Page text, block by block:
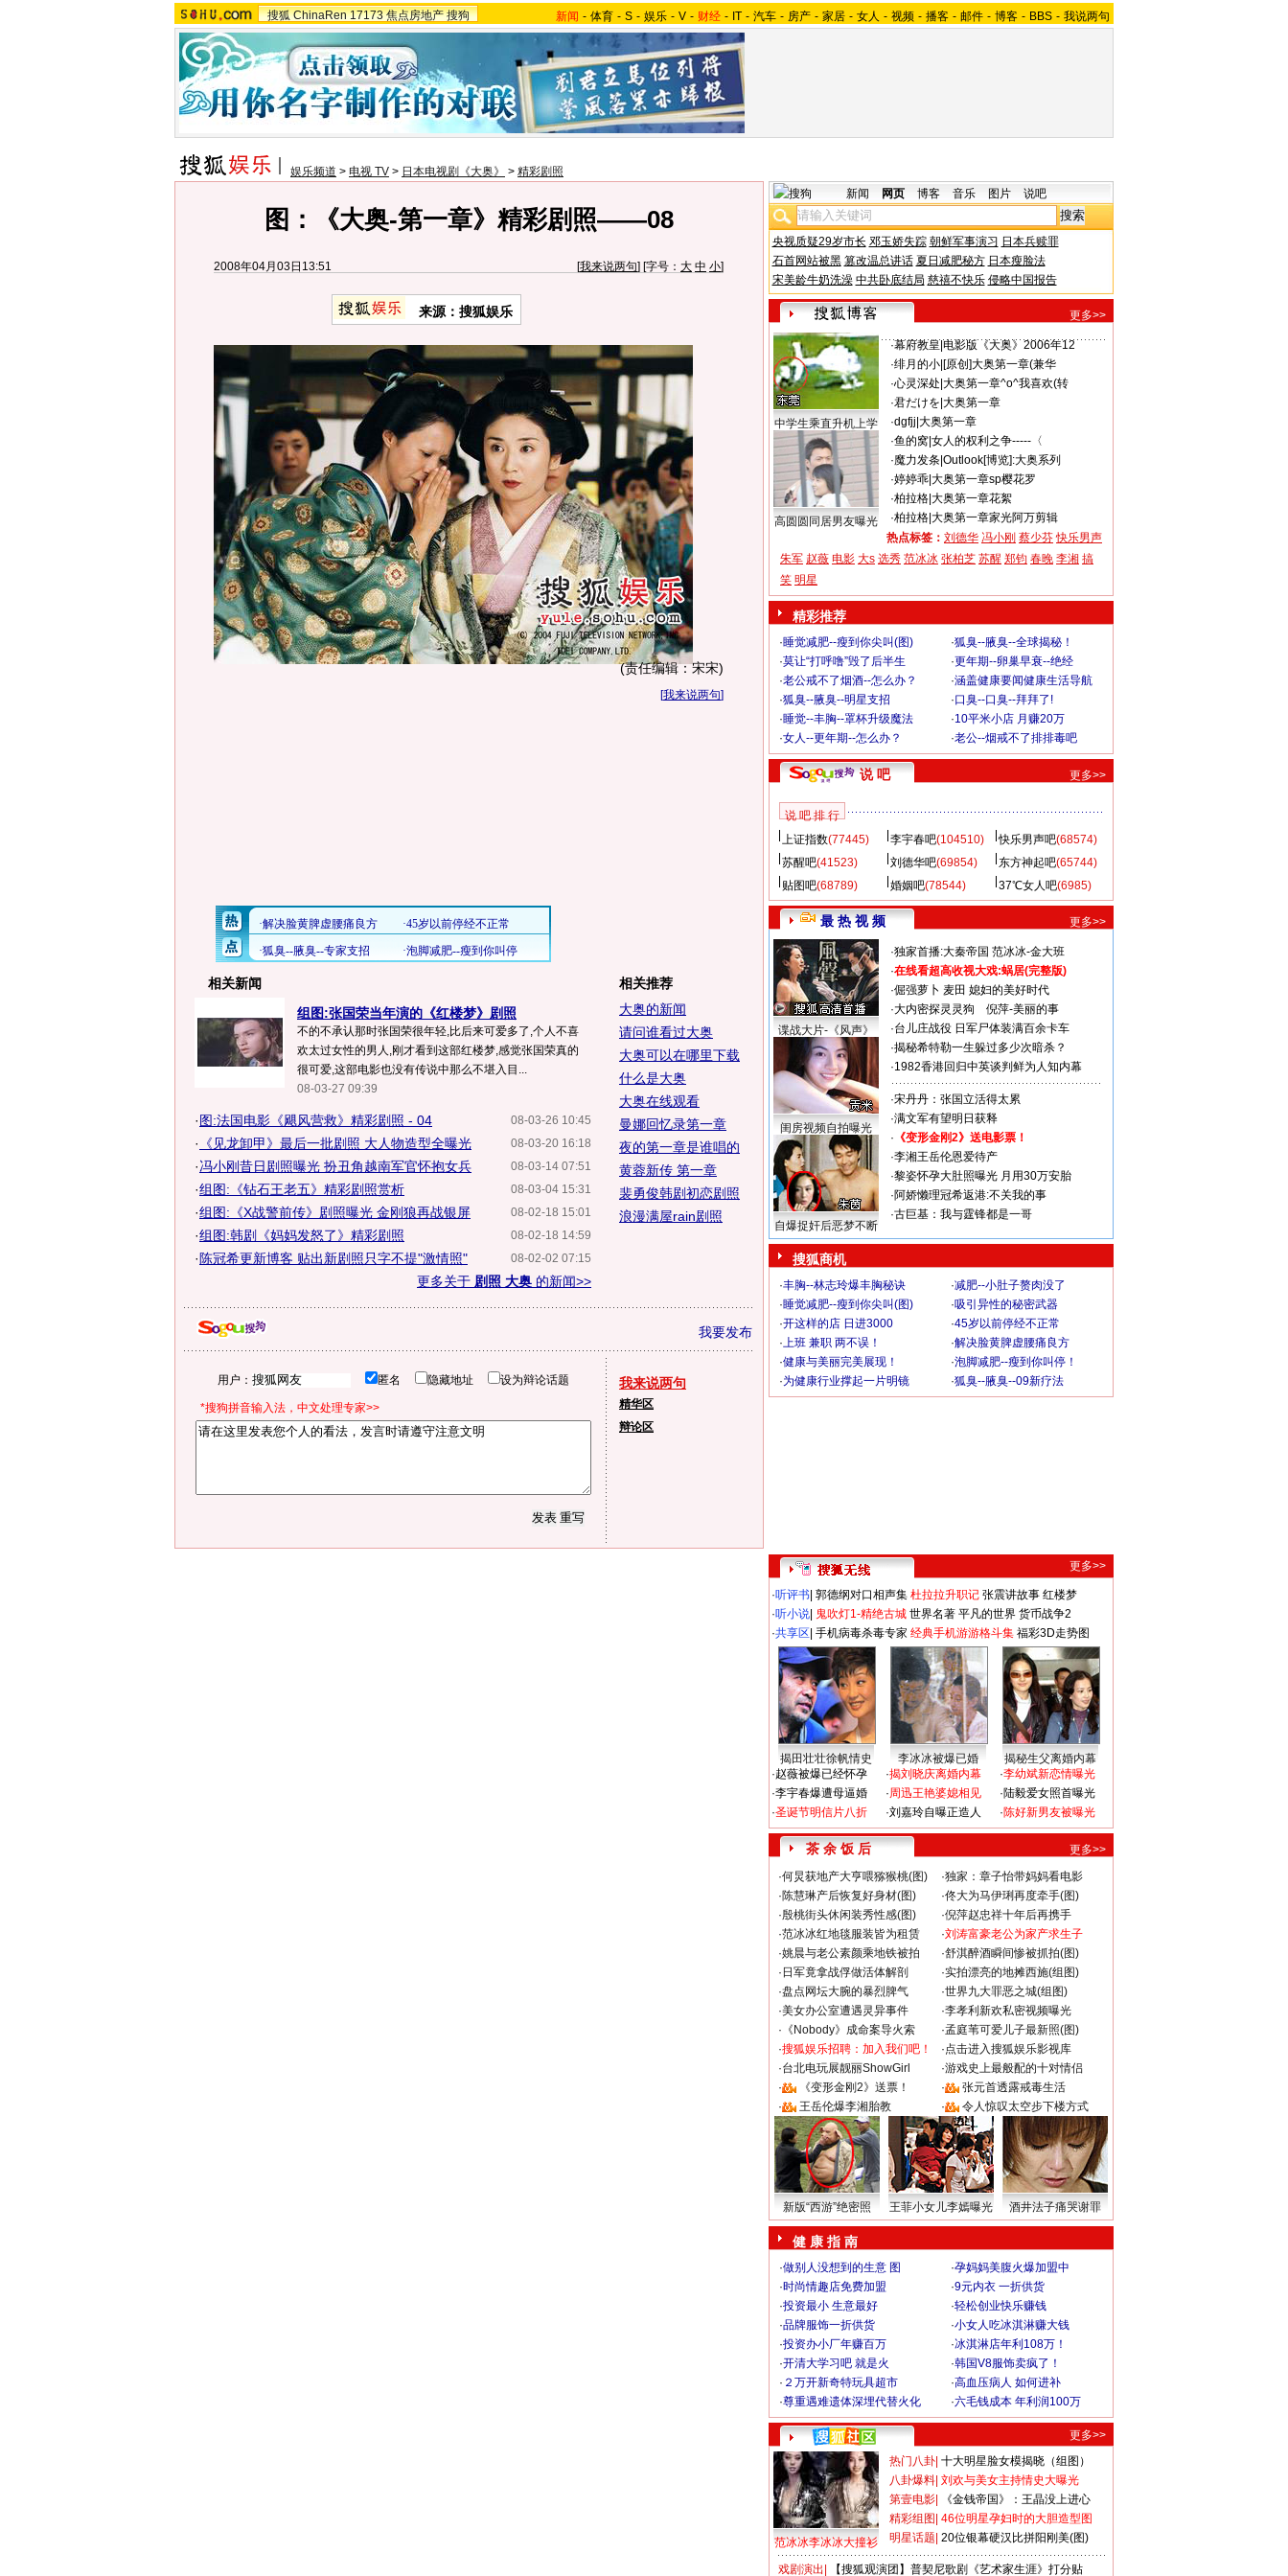
搜狐 ChinaRen 17173 焦点房地产 搜狗 新闻 - 体育 - S - 娱乐 - V - 财经 - IT - 汽车 - 房产 - 家居 - 女人 - 视频 - 播客 - 邮件 - 博客 - BBS - 我说两句
娱乐频道 > 电视 TV > 日本电视剧《大奥》 > 精彩剧照
图：《大奥-第一章》精彩剧照——08
2008年04月03日13:51 [我来说两句] [字号： 大 中 小]
来源：搜狐娱乐
(责任编辑：宋宋)
[我来说两句]
相关新闻
组图:张国荣当年演的《红楼梦》剧照
不的不承认那时张国荣很年轻,比后来可爱多了,个人不喜
欢太过女性的男人,刚才看到这部红楼梦,感觉张国荣真的
很可爱,这部电影也没有传说中那么不堪入目...
08-03-27 09:39
08-03-26 10:45
·图:法国电影《飓风营救》精彩剧照 - 04
08-03-20 16:18
· 《见龙卸甲》最后一批剧照 大人物造型全曝光
08-03-14 07:51
·冯小刚昔日剧照曝光 扮丑角越南军官怀抱女兵
08-03-04 15:31
·组图:《钻石王老五》精彩剧照赏析
08-02-18 15:01
·组图:《X战警前传》剧照曝光 金刚狼再战银屏
08-02-18 14:59
·组图:韩剧《妈妈发怒了》精彩剧照
08-02-02 07:15
· 陈冠希更新博客 贴出新剧照只字不提"激情照"
更多关于 剧照 大奥 的新闻>>
相关推荐
大奥的新闻
请问谁看过大奥
大奥可以在哪里下载
什么是大奥
大奥在线观看
曼娜回忆录第一章
夜的第一章是谁唱的
黄蓉新传 第一章
裴勇俊韩剧初恋剧照
浪漫满屋rain剧照
我要发布
用户： 匿名 隐藏地址 设为辩论话题
*搜狗拼音输入法，中文处理专家>>
我来说两句
精华区
辩论区
新闻 网页 博客 音乐 图片 说吧
央视质疑29岁市长 邓玉娇失踪 朝鲜军事演习 日本兵赎罪
石首网站被黑 篡改温总讲话 夏日减肥秘方 日本瘦脸法
宋美龄牛奶洗澡 中共卧底结局 慈禧不快乐 侵略中国报告
更多>>
中学生乘直升机上学
高圆圆同居男友曝光
·幕府教皇 电影版《大奥》2006年12
·绯月的小| [原创]大奥第一章(兼华
·心灵深处 大奥第一章^o^我喜欢(转
·君だけを 大奥第一章
·dgfjj 大奥第一章
·鱼的窝| 女人的权利之争-----〈
·魔力发条 Outlook[博览]:大奥系列
·婷婷乖| 大奥第一章sp樱花罗
·柏拉格| 大奥第一章花絮
·柏拉格| 大奥第一章家光阿万剪辑
热点标签： 刘德华 冯小刚 蔡少芬 快乐男声
朱军 赵薇 电影 大s 选秀 范冰冰 张柏芝 苏醒 郑钧 春晚 李湘 搞
笑 明星
精彩推荐
·睡觉减肥--瘦到你尖叫(图) ·狐臭--腋臭--全球揭秘！
·莫让“打呼噜”毁了后半生 ·更年期--卵巢早衰--绝经
·老公戒不了烟酒--怎么办？ ·涵盖健康要闻健康生活导航
·狐臭--腋臭--明星支招 ·口臭--口臭--拜拜了!
·睡觉--丰胸--罩杯升级魔法 ·10平米小店 月赚20万
·女人--更年期--怎么办？ ·老公--烟戒不了排排毒吧
说 吧 更多>>
说 吧 排 行
上证指数(77445) 李宇春吧(104510) 快乐男声吧(68574)
苏醒吧(41523) 刘德华吧(69854) 东方神起吧(65744)
贴图吧(68789) 婚姻吧(78544) 37℃女人吧(6985)
最 热 视 频 更多>>
谍战大片-《风声》
闺房视频自拍曝光
自爆捉奸后恶梦不断
·独家首播:大秦帝国 范冰冰-金大班
·在线看超高收视大戏:蜗居(完整版)
·倔强萝卜 麦田 媳妇的美好时代
·大内密探灵灵狗
倪萍-美丽的事
·台儿庄战役 日军尸体装满百余卡车
·揭秘希特勒一生躲过多少次暗杀？
·1982香港回归中英谈判鲜为人知内幕
·宋丹丹：张国立活得太累
·满文军有望明日获释
· 《变形金刚2》送电影票！
·李湘王岳伦恩爱待产
·黎姿怀孕大肚照曝光 月用30万安胎
·阿娇懒理冠希返港:不关我的事
·古巨基：我与霆锋都是一哥
搜狐商机
·丰胸--林志玲爆丰胸秘诀 ·减肥--小肚子赘肉没了
·睡觉减肥--瘦到你尖叫(图) ·吸引异性的秘密武器
·开这样的店 日进3000 ·45岁以前停经不正常
·上班 兼职 两不误！ ·解决脸黄脾虚腰痛良方
·健康与美丽完美展现！ ·泡脚减肥--瘦到你叫停！
·为健康行业撑起一片明镜 ·狐臭--腋臭--09新疗法
更多>>
·听评书 郭德纲对口相声集 杜拉拉升职记 张震讲故事 红楼梦
·听小说 鬼吹灯1-精绝古城 世界名著 平凡的世界 货币战争2
·共享区 手机病毒杀毒专家 经典手机游游格斗集 福彩3D走势图
揭田壮壮徐帆情史 李冰冰被爆已婚
揭秘生父离婚内幕
·赵薇被爆已经怀孕
·李宇春爆遭母逼婚
·圣诞节明信片八折
·揭刘晓庆离婚内幕
·周迅王艳婆媳相见
·刘嘉玲自曝正造人
·李幼斌新恋情曝光
·陆毅爱女照首曝光
·陈好新男友被曝光
茶 余 饭 后
更多>>
·何炅获地产大亨喂猕猴桃(图) ·独家：章子怡带妈妈看电影
·陈慧琳产后恢复好身材(图) ·佟大为马伊琍再度牵手(图)
·殷桃街头休闲装秀性感(图) ·倪萍赵忠祥十年后再携手
·范冰冰红地毯服装皆为租赁 ·刘涛富豪老公为家产求生子
·姚晨与老公素颜乘地铁被拍 ·舒淇醉酒瞬间惨被抓拍(图)
· 日军竟拿战俘做活体解剖 ·实拍漂亮的地摊西施(组图)
·盘点网坛大腕的暴烈脾气 ·世界九大罪恶之城(组图)
·美女办公室遭遇灵异事件 ·李孝利新欢私密视频曝光
· 《Nobody》成命案导火索 ·孟庭苇可爱儿子最新照(图)
·搜狐娱乐招聘：加入我们吧！ ·点击进入搜狐娱乐影视库
·台北电玩展靓丽ShowGirl ·游戏史上最般配的十对情侣
·
《变形金刚2》送票！ ·
张元首透露戒毒生活
·
王岳伦爆李湘胎教 · 令人惊叹太空步下楼方式
新版“西游”绝密照 王菲小女儿李嫣曝光 酒井法子痛哭谢罪
健 康 指 南
·做别人没想到的生意 图 ·孕妈妈美腹火爆加盟中
·时尚情趣店免费加盟 ·9元内衣 一折供货
·投资最小 生意最好 ·轻松创业快乐赚钱
·品牌服饰一折供货 ·小女人吃冰淇淋赚大钱
·投资办小厂年赚百万 ·冰淇淋店年利108万！
·开清大学习吧 就是火 ·韩国V8服饰卖疯了！
· ２万开新奇特玩具超市 ·高血压病人 如何进补
·尊重遇难遗体深埋代替火化 ·六毛钱成本 年利润100万
更多>>
范冰冰李冰冰大撞衫
热门八卦 十大明星脸女模揭晓（组图）
八卦爆料 刘欢与美女主持情史大曝光
第壹电影
《金钱帝国》：王晶没上进心
精彩组图 46位明星孕妇时的大胆造型图
明星话题 20位银幕硬汉比拼阳刚美(图)
戏剧演出 【搜狐观演团】普契尼歌剧《艺术家生涯》打分贴